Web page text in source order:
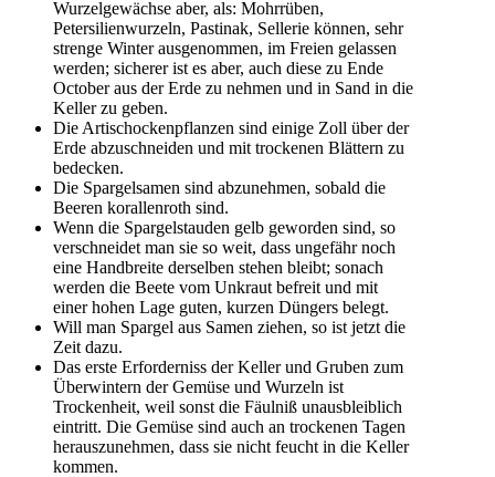
Wurzelgewächse aber, als: Mohrrüben,
Petersilienwurzeln, Pastinak, Sellerie können, sehr
strenge Winter ausgenommen, im Freien gelassen
werden; sicherer ist es aber, auch diese zu Ende
October aus der Erde zu nehmen und in Sand in die
Keller zu geben.
Die Artischockenpflanzen sind einige Zoll über der
Erde abzuschneiden und mit trockenen Blättern zu
bedecken.
Die Spargelsamen sind abzunehmen, sobald die
Beeren korallenroth sind.
Wenn die Spargelstauden gelb geworden sind, so
verschneidet man sie so weit, dass ungefähr noch
eine Handbreite derselben stehen bleibt; sonach
werden die Beete vom Unkraut befreit und mit
einer hohen Lage guten, kurzen Düngers belegt.
Will man Spargel aus Samen ziehen, so ist jetzt die
Zeit dazu.
Das erste Erforderniss der Keller und Gruben zum
Überwintern der Gemüse und Wurzeln ist
Trockenheit, weil sonst die Fäulniß unausbleiblich
eintritt. Die Gemüse sind auch an trockenen Tagen
herauszunehmen, dass sie nicht feucht in die Keller
kommen.